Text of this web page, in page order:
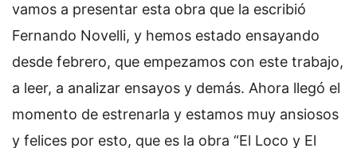
vamos a presentar esta obra que la escribió
Fernando Novelli, y hemos estado ensayando
desde febrero, que empezamos con este trabajo,
a leer, a analizar ensayos y demás. Ahora llegó el
momento de estrenarla y estamos muy ansiosos
y felices por esto, que es la obra “El Loco y El